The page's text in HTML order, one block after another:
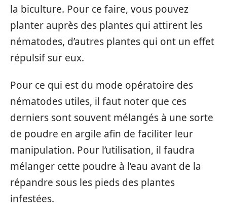
la biculture. Pour ce faire, vous pouvez
planter auprès des plantes qui attirent les
nématodes, d’autres plantes qui ont un effet
répulsif sur eux.
Pour ce qui est du mode opératoire des
nématodes utiles, il faut noter que ces
derniers sont souvent mélangés à une sorte
de poudre en argile afin de faciliter leur
manipulation. Pour l’utilisation, il faudra
mélanger cette poudre à l’eau avant de la
répandre sous les pieds des plantes
infestées.